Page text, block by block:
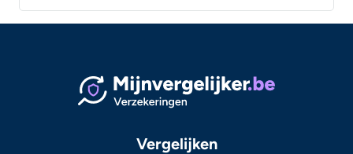
Vergelijken